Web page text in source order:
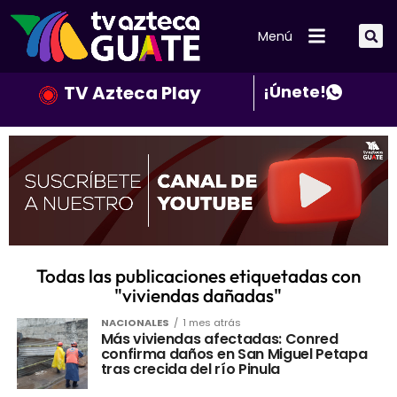
Menú
TV Azteca Play ¡Únete!
Todas las publicaciones etiquetadas con
"viviendas dañadas"
NACIONALES 1 mes atrás
Más viviendas afectadas: Conred
confirma daños en San Miguel Petapa
tras crecida del río Pinula